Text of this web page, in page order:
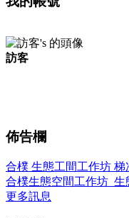
訪客
佈告欄
合樸 生態工間工作坊 梯
合樸生態空間工作坊_
更多訊息